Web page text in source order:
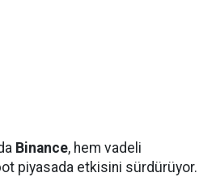
Binance, hem vadeli
piyasada etkisini sürdürüyor.